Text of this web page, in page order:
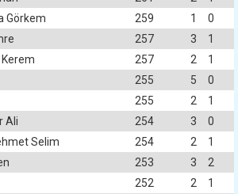
Görkem 259 1
0
257 3
1
257 2
1
255 5
0
255 2
1
Ali 254 3
0
Selim 254 2
1
253 3
2
252 2
1